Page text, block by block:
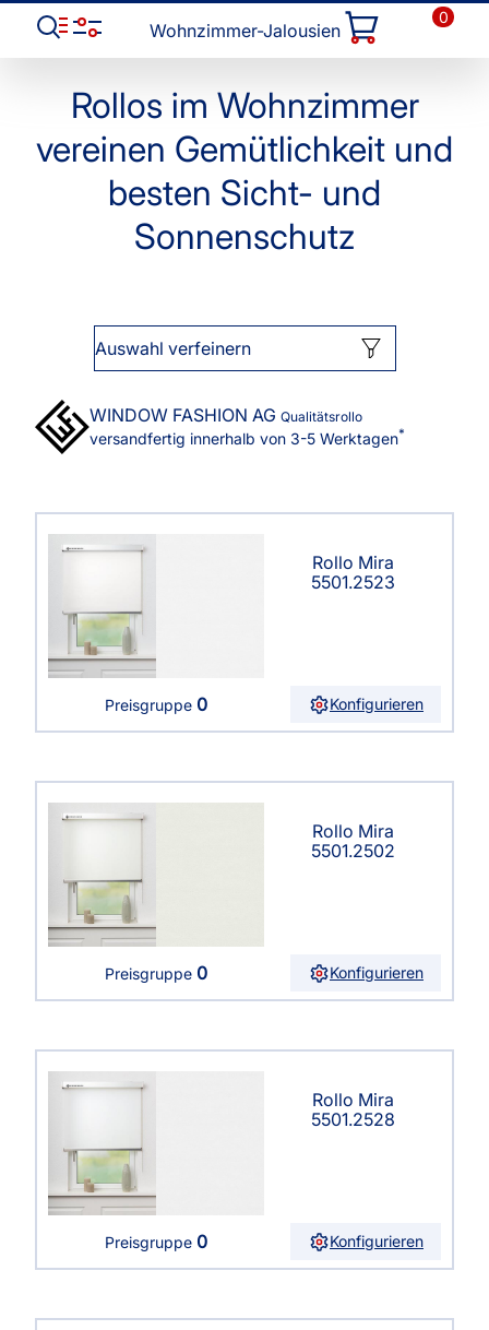
Wohnzimmer-Jalousien
0
Rollos im Wohnzimmer
vereinen Gemütlichkeit und
besten Sicht- und
Sonnenschutz
Auswahl verfeinern
WINDOW FASHION AG Qualitätsrollo
versandfertig innerhalb von 3-5 Werktagen*
Rollo Mira
5501.2523
Preisgruppe 0 Konfigurieren
Rollo Mira
5501.2502
Preisgruppe 0 Konfigurieren
Rollo Mira
5501.2528
Preisgruppe 0 Konfigurieren